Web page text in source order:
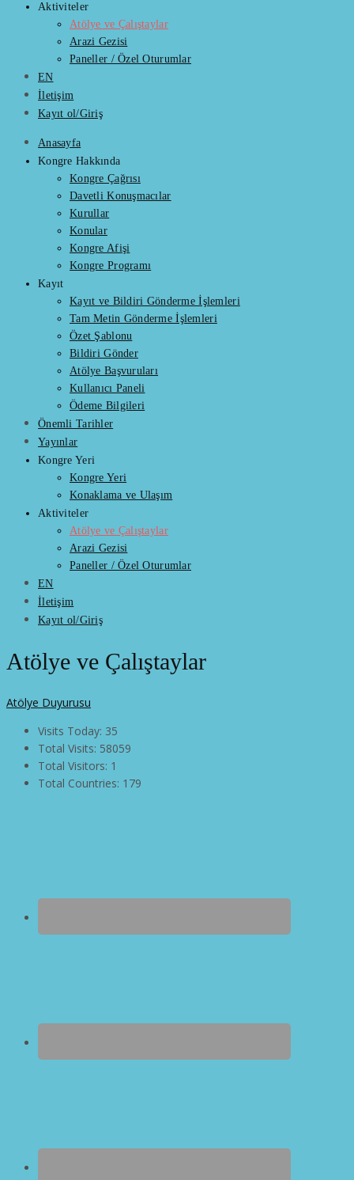
Aktiviteler
Atölye ve Çalıştaylar
Arazi Gezisi
Paneller / Özel Oturumlar
EN
İletişim
Kayıt ol/Giriş
Anasayfa
Kongre Hakkında
Kongre Çağrısı
Davetli Konuşmacılar
Kurullar
Konular
Kongre Afişi
Kongre Programı
Kayıt
Kayıt ve Bildiri Gönderme İşlemleri
Tam Metin Gönderme İşlemleri
Özet Şablonu
Bildiri Gönder
Atölye Başvuruları
Kullanıcı Paneli
Ödeme Bilgileri
Önemli Tarihler
Yayınlar
Kongre Yeri
Kongre Yeri
Konaklama ve Ulaşım
Aktiviteler
Atölye ve Çalıştaylar
Arazi Gezisi
Paneller / Özel Oturumlar
EN
İletişim
Kayıt ol/Giriş
Atölye ve Çalıştaylar
Atölye Duyurusu
Visits Today: 35
Total Visits: 58059
Total Visitors: 1
Total Countries: 179